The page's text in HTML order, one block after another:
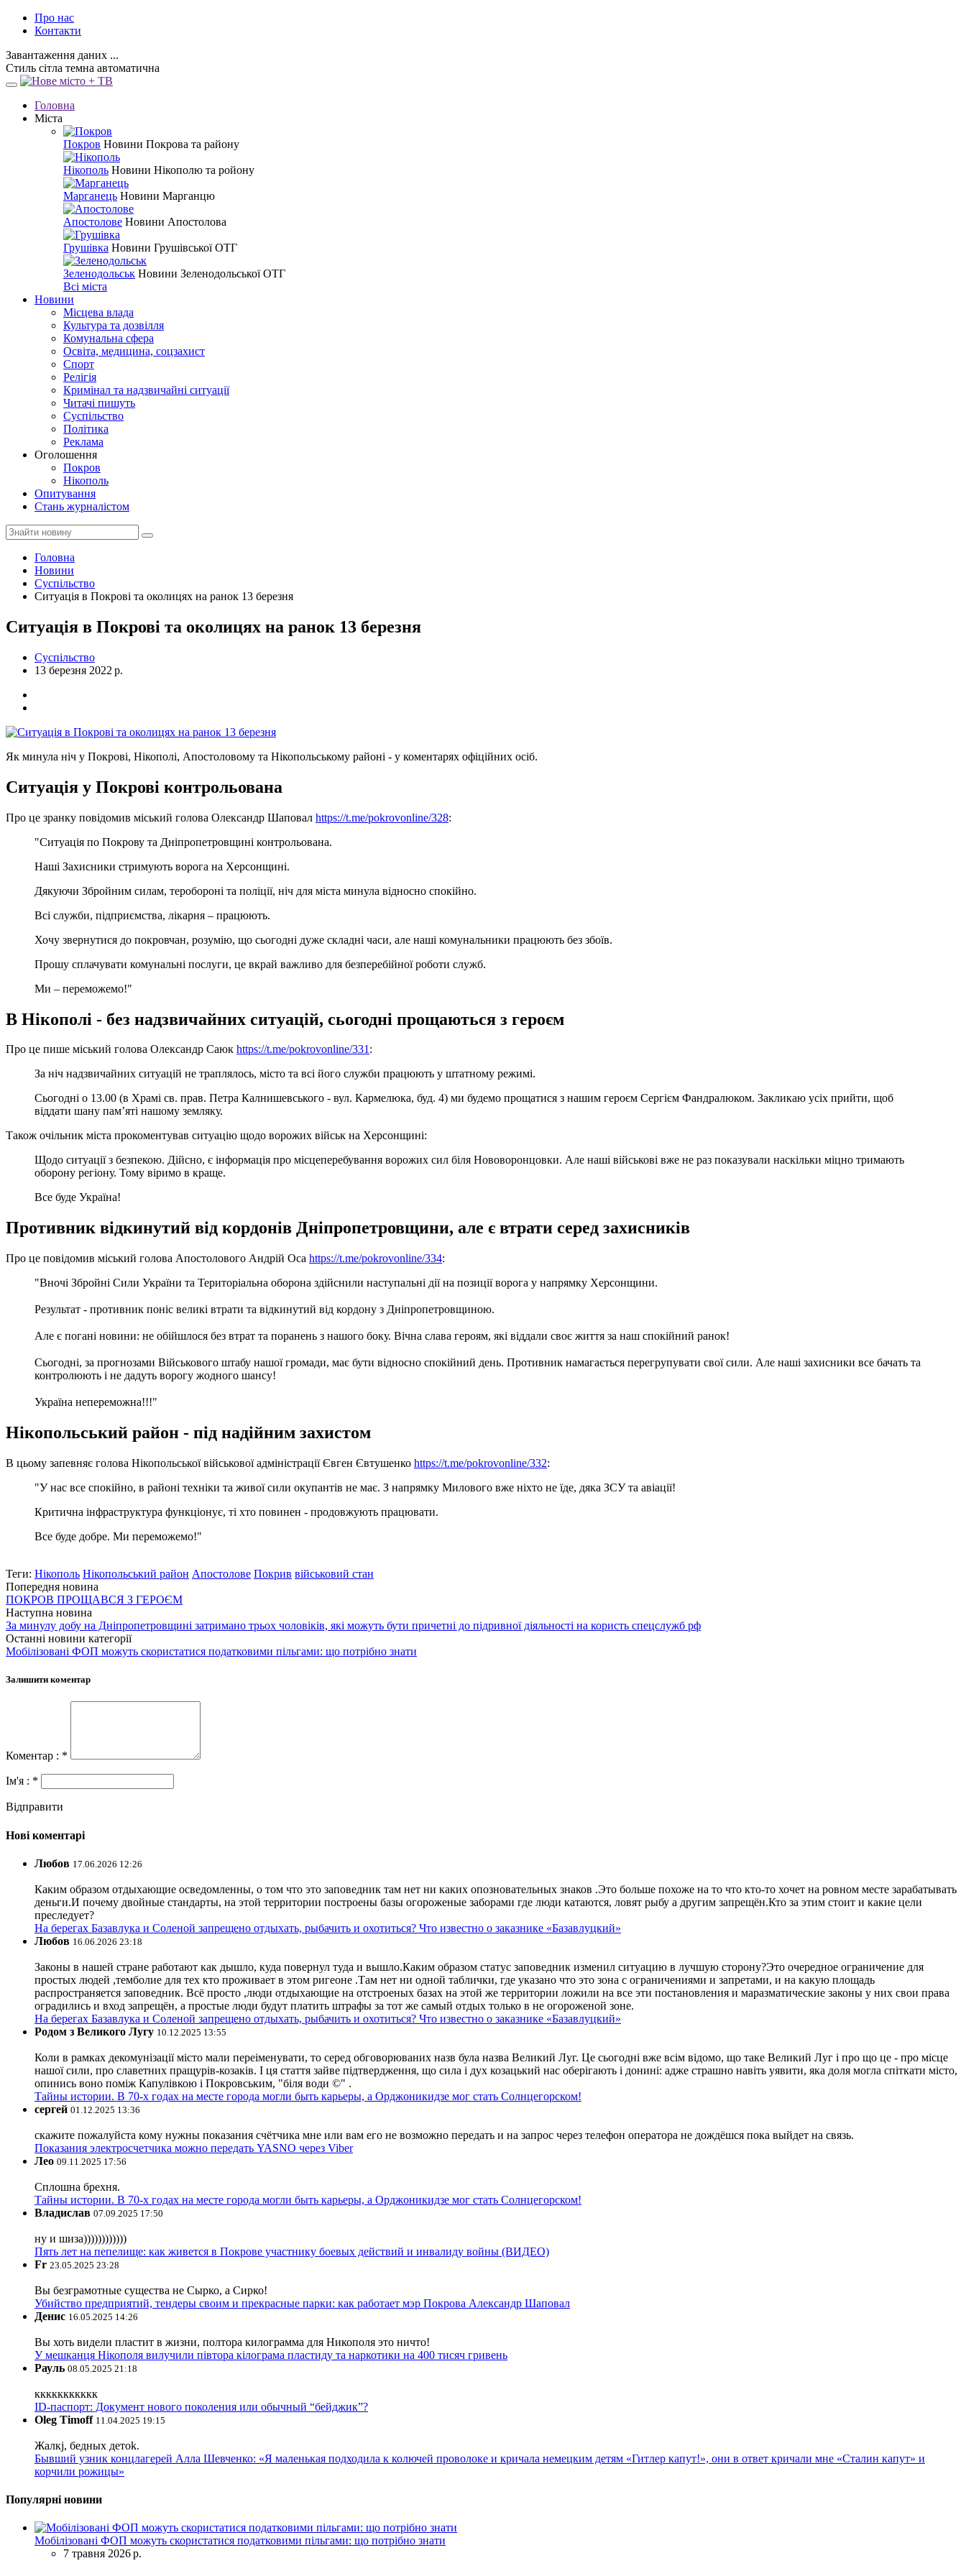
Про нас
Контакти
Завантаження даних ...
Стиль сітла темна автоматична
Головна
Міста
Покров Новини Покрова та району
Нікополь Новини Нікополю та ройону
Марганець Новини Марганцю
Апостолове Новини Апостолова
Грушівка Новини Грушівської ОТГ
Зеленодольськ Новини Зеленодольської ОТГ
Всі міста
Новини
Місцева влада
Культура та дозвілля
Комунальна сфера
Освіта, медицина, соцзахист
Спорт
Релігія
Кримінал та надзвичайні ситуації
Читачі пишуть
Суспільство
Політика
Реклама
Оголошення
Покров
Нікополь
Опитування
Стань журналістом
Головна
Новини
Суспільство
Ситуація в Покрові та околицях на ранок 13 березня
Ситуація в Покрові та околицях на ранок 13 березня
Суспільство
13 березня 2022 р.
Як минула ніч у Покрові, Нікополі, Апостоловому та Нікопольському районі - у коментарях офіційних осіб.
Ситуація у Покрові контрольована
Про це зранку повідомив міський голова Олександр Шаповал https://t.me/pokrovonline/328:
"Ситуація по Покрову та Дніпропетровщині контрольована.
Наші Захисники стримують ворога на Херсонщині.
Дякуючи Збройним силам, теробороні та поліції, ніч для міста минула відносно спокійно.
Всі служби, підприємства, лікарня – працюють.
Хочу звернутися до покровчан, розумію, що сьогодні дуже складні часи, але наші комунальники працюють без збоїв.
Прошу сплачувати комунальні послуги, це вкрай важливо для безперебійної роботи служб.
Ми – переможемо!"
В Нікополі - без надзвичайних ситуацій, сьогодні прощаються з героєм
Про це пише міський голова Олександр Саюк https://t.me/pokrovonline/331:
За ніч надзвичайних ситуацій не траплялось, місто та всі його служби працюють у штатному режимі.
Сьогодні о 13.00 (в Храмі св. прав. Петра Калнишевського - вул. Кармелюка, буд. 4) ми будемо прощатися з нашим героєм Сергієм Фандралюком. Закликаю усіх прийти, щоб
віддати шану памʼяті нашому земляку.
Також очільник міста прокоментував ситуацію щодо ворожих військ на Херсонщині:
Щодо ситуації з безпекою. Дійсно, є інформація про місцеперебування ворожих сил біля Нововоронцовки. Але наші військові вже не раз показували наскільки міцно тримають
оборону регіону. Тому віримо в краще.
Все буде Україна!
Противник відкинутий від кордонів Дніпропетровщини, але є втрати серед захисників
Про це повідомив міський голова Апостолового Андрій Оса https://t.me/pokrovonline/334:
"Вночі Збройні Сили України та Територіальна оборона здійснили наступальні дії на позиції ворога у напрямку Херсонщини.
Результат - противник поніс великі втрати та відкинутий від кордону з Дніпропетровщиною.
Але є погані новини: не обійшлося без втрат та поранень з нашого боку. Вічна слава героям, які віддали своє життя за наш спокійний ранок!
Сьогодні, за прогнозами Військового штабу нашої громади, має бути відносно спокійний день. Противник намагається перегрупувати свої сили. Але наші захисники все бачать та
контролюють і не дадуть ворогу жодного шансу!
Україна непереможна!!!"
Нікопольський район - під надійним захистом
В цьому запевняє голова Нікопольської військової адміністрації Євген Євтушенко https://t.me/pokrovonline/332:
"У нас все спокійно, в районі техніки та живої сили окупантів не має. З напрямку Милового вже ніхто не їде, дяка ЗСУ та авіації!
Критична інфраструктура функціонує, ті хто повинен - продовжують працювати.
Все буде добре. Ми переможемо!"
Теги: Нікополь Нікопольський район Апостолове Покрив військовий стан
Попередня новина
ПОКРОВ ПРОЩАВСЯ З ГЕРОЄМ
Наступна новина
За минулу добу на Дніпропетровщині затримано трьох чоловіків, які можуть бути причетні до підривної діяльності на користь спецслужб рф
Останні новини категорії
Мобілізовані ФОП можуть скористатися податковими пільгами: що потрібно знати
Залишити коментар
Коментар : *
Ім'я : *
Відправити
Нові коментарі
Любов 17.06.2026 12:26
Каким образом отдыхающие осведомленны, о том что это заповедник там нет ни каких опозновательных знаков .Это больше похоже на то что кто-то хочет на ровном месте зарабатывать
деньги.И почему двойные стандарты, на этой территории построены базы огороженые заборами где люди катаются, ловят рыбу а другим запрещён.Кто за этим стоит и какие цели
преследует?
На берегах Базавлука и Соленой запрещено отдыхать, рыбачить и охотиться? Что известно о заказнике «Базавлуцкий»
Любов 16.06.2026 23:18
Законы в нашей стране работают как дышло, куда повернул туда и вышло.Каким образом статус заповедник изменил ситуацию в лучшую сторону?Это очередное ограничение для
простых людей ,темболие для тех кто проживает в этом ригеоне .Там нет ни одной таблички, где указано что это зона с ограничениями и запретами, и на какую площадь
распространяется заповедник. Всё просто ,люди отдыхающие на отстроеных базах на этой же территории ложили на все эти постановления и маразматические законы у них свои права
оградились и вход запрещён, а простые люди будут платить штрафы за тот же самый отдых только в не огороженой зоне.
На берегах Базавлука и Соленой запрещено отдыхать, рыбачить и охотиться? Что известно о заказнике «Базавлуцкий»
Родом з Великого Лугу 10.12.2025 13:55
Коли в рамках декомунізації місто мали переіменувати, то серед обговорюваних назв була назва Великий Луг. Це сьогодні вже всім відомо, що таке Великий Луг і про що це - про місце
нашої сили, про славетних пращурів-козаків. І ця стаття зайве підтвердження, що сила і дух козацький нас оберігають і донині: адже страшно навіть уявити, яка доля могла спіткати місто,
опинись воно поміж Капулівкою і Покровським, "біля води ©" .
Тайны истории. В 70-х годах на месте города могли быть карьеры, а Орджоникидзе мог стать Солнцегорском!
сергей 01.12.2025 13:36
скажите пожалуйста кому нужны показания счётчика мне или вам его не возможно передать и на запрос через телефон оператора не дождёшся пока выйдет на связь.
Показания электросчетчика можно передать YASNO через Viber
Лео 09.11.2025 17:56
Сплошна брехня.
Тайны истории. В 70-х годах на месте города могли быть карьеры, а Орджоникидзе мог стать Солнцегорском!
Владислав 07.09.2025 17:50
ну и шиза))))))))))))
Пять лет на пепелище: как живется в Покрове участнику боевых действий и инвалиду войны (ВИДЕО)
Fr 23.05.2025 23:28
Вы безграмотные существа не Сырко, а Сирко!
Убийство предприятий, тендеры своим и прекрасные парки: как работает мэр Покрова Александр Шаповал
Денис 16.05.2025 14:26
Вы хоть видели пластит в жизни, полтора килограмма для Никополя это ничто!
У мешканця Нікополя вилучили півтора кілограма пластиду та наркотики на 400 тисяч гривень
Рауль 08.05.2025 21:18
ккккккккккк
ID-паспорт: Документ нового поколения или обычный “бейджик”?
Oleg Timoff 11.04.2025 19:15
Жалкj, бедных детok.
Бывший узник концлагерей Алла Шевченко: «Я маленькая подходила к колючей проволоке и кричала немецким детям «Гитлер капут!», они в ответ кричали мне «Сталин капут» и
корчили рожицы»
Популярні новини
Мобілізовані ФОП можуть скористатися податковими пільгами: що потрібно знати
7 травня 2026 р.